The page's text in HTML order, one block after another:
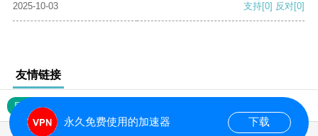
2025-10-03
支持[0] 反对[0]
友情链接
网站地图
永久免费使用的加速器 下载